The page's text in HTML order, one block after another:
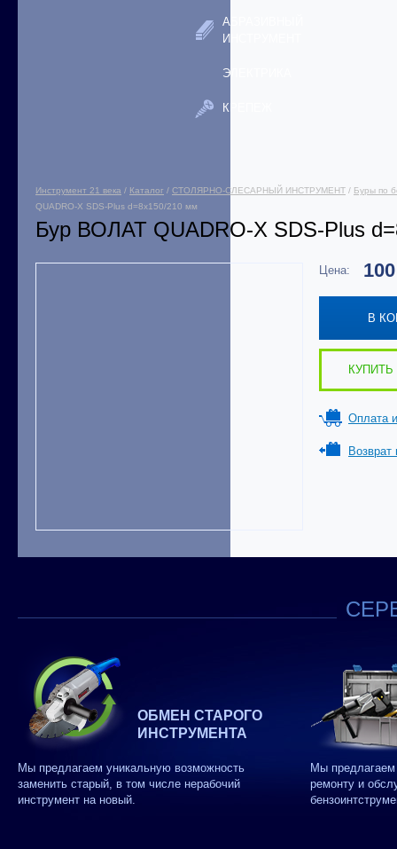
АБРАЗИВНЫЙ
ИНСТРУМЕНТ
ЭЛЕКТРИКА
КРЕПЕЖ
Инструмент 21 века / Каталог / СТОЛЯРНО-СЛЕСАРНЫЙ ИНСТРУМЕНТ / Буры по
QUADRO-X SDS-Plus d=8х150/210 мм
Бур ВОЛАТ QUADRO-X SDS-Plus
Цена:
В
КУПИТЬ
Оплата
Возврат
ОБМЕН СТАРОГО
ИНСТРУМЕНТА
Мы предлагаем уникальную возможность
заменить старый, в том числе нерабочий
инструмент на новый.
Мы
ремонту и